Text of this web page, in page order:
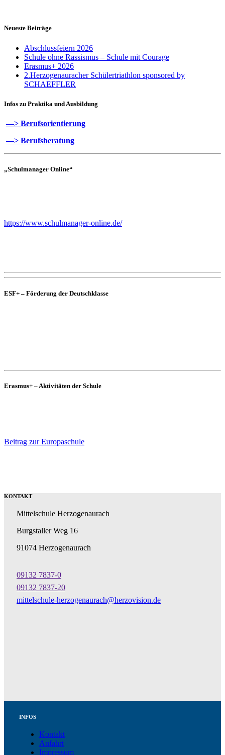
Neueste Beiträge
Abschlussfeiern 2026
Schule ohne Rassismus – Schule mit Courage
Erasmus+ 2026
2.Herzogenauracher Schülertriathlon sponsored by
SCHAEFFLER
Infos zu Praktika und Ausbildung
—> Berufsorientierung
—> Berufsberatung
„Schulmanager Online“
https://www.schulmanager-online.de/
ESF+ – Förderung der Deutschklasse
Erasmus+ – Aktivitäten der Schule
Beitrag zur Europaschule
KONTAKT
Mittelschule Herzogenaurach
Burgstaller Weg 16
91074 Herzogenaurach
09132 7837-0
09132 7837-20
mittelschule-herzogenaurach@herzovision.de
INFOS
Kontakt
Anfahrt
Impressum